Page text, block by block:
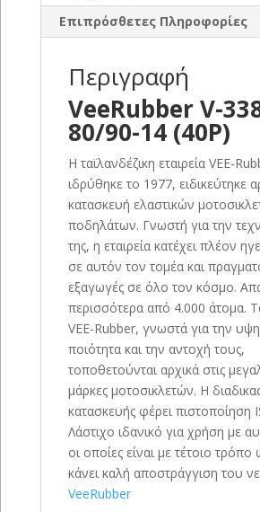
Επιπρόσθετες Πληροφορίες
Περιγραφή
VeeRubber V-
80/90-14 (40P)
Η ταϊλανδέζικη εταιρεία VEE-
ιδρύθηκε το 1977, ειδικεύτηκε
κατασκευή ελαστικών
ποδηλάτων. Γνωστή για την
της, η εταιρεία κατέχει πλέον
σε αυτόν τον τομέα και
εξαγωγές σε όλο τον κόσμο.
περισσότερα από 4.000 άτομα.
VEE-Rubber, γνωστά για την
ποιότητα και την αντοχή τους,
τοποθετούνται αρχικά στις
μάρκες μοτοσικλετών. Η
κατασκευής φέρει πιστοποίηση
Λάστιχο ιδανικό για χρήση με
οι οποίες είναι με τέτοιο
κάνει καλή αποστράγγιση του
VeeRubber